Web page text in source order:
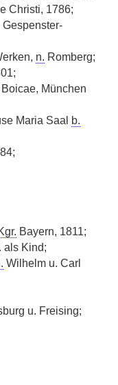
Christi, 1786;
n. Romberg;
München
Maria Saal
b.
Bayern, 1811;
als Kind;
Wilhelm u. Carl
u. Freising;